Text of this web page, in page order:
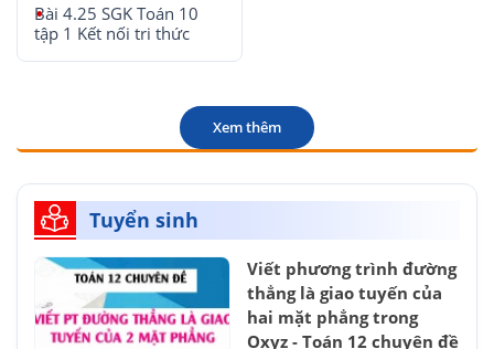
Bài 4.25 SGK Toán 10
tập 1 Kết nối tri thức
Xem thêm
Tuyển sinh
Viết phương trình đường
thẳng là giao tuyến của
hai mặt phẳng trong
Oxyz - Toán 12 chuyên đề